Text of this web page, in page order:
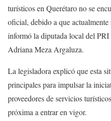
turísticos en Querétaro no se
oficial, debido a que
informó la diputada local del
Adriana Meza Argaluza.
La legisladora explicó que esta
principales para impulsar la
proveedores de servicios
próxima a entrar en vigor.